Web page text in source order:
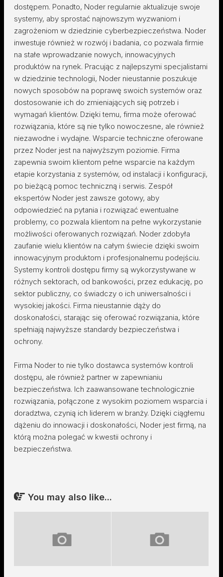
dostępem. Ponadto, Noder regularnie aktualizuje swoje
systemy, aby sprostać najnowszym wyzwaniom i
zagrożeniom w dziedzinie cyberbezpieczeństwa. Noder
inwestuje również w rozwój i badania, co pozwala firmie
na stałe wprowadzanie nowych, innowacyjnych
produktów na rynek. Pracując z najlepszymi specjalistami
w dziedzinie technologii, Noder nieustannie poszukuje
nowych sposobów na poprawę swoich systemów oraz
dostosowanie ich do zmieniających się potrzeb i
wymagań klientów. Dzięki temu, firma może oferować
rozwiązania, które są nie tylko nowoczesne, ale również
niezawodne i wydajne. Wsparcie techniczne oferowane
przez Noder jest na najwyższym poziomie. Firma
zapewnia swoim klientom pełne wsparcie na każdym
etapie korzystania z systemów, od instalacji i konfiguracji,
po bieżącą pomoc techniczną i serwis. Zespół
ekspertów Noder jest zawsze gotowy, aby
odpowiedzieć na pytania i rozwiązać ewentualne
problemy, co pozwala klientom na pełne wykorzystanie
możliwości oferowanych rozwiązań. Noder zdobyła
zaufanie wielu klientów na całym świecie dzięki swoim
innowacyjnym produktom i profesjonalnemu podejściu.
Systemy kontroli dostępu firmy są wykorzystywane w
różnych sektorach, od bankowości, przez edukację, po
sektor publiczny, co świadczy o ich uniwersalności i
wysokiej jakości. Firma nieustannie dąży do
doskonałości, starając się oferować rozwiązania, które
spełniają najwyższe standardy bezpieczeństwa i
ochrony.
Firma Noder to nie tylko dostawca systemów kontroli
dostępu, ale również partner w zapewnianiu
bezpieczeństwa. Ich zaawansowane technologicznie
rozwiązania, połączone z wysokim poziomem wsparcia i
doradztwa, czynią ich liderem w branży. Dzięki ciągłemu
dążeniu do innowacji i doskonałości, Noder jest firmą, na
którą można polegać w kwestii ochrony i
bezpieczeństwa.
You may also like...